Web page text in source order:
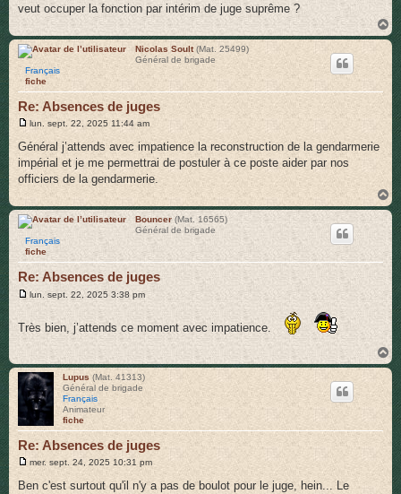
veut occuper la fonction par intérim de juge suprême ?
H
a
u
Nicolas Soult(Mat. 25499)
Général de brigade
Français
fiche
Re: Absences de juges
M
s
a
g
lun. sept. 22, 2025 11:44 am
Général j’attends avec impatience la reconstruction de la gendarmerie
impérial et je me permettrai de postuler à ce poste aider par nos
officiers de la gendarmerie.
H
a
u
Bouncer(Mat. 16565)
Général de brigade
Français
fiche
Re: Absences de juges
M
e
s
a
lun. sept. 22, 2025 3:38 pm
Très bien, j’attends ce moment avec impatience.
H
a
u
t
Lupus (Mat. 41313)
Général de brigade
Français
Animateur
fiche
Re: Absences de juges
M
s
mer. sept. 24, 2025 10:31 pm
Ben c'est surtout qu'il n'y a pas de boulot pour le juge, hein... Le